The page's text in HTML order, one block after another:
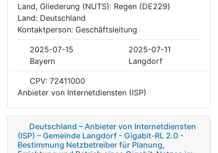
Land, Gliederung (NUTS): Regen (DE229)
Land: Deutschland
Kontaktperson: Geschäftsleitung
2025-07-15
2025-07-11
Bayern
Langdorf
CPV: 72411000
Anbieter von Internetdiensten (ISP)
Deutschland – Anbieter von Internetdiensten
(ISP) – Gemeinde Langdorf - Gigabit-RL 2.0 -
Bestimmung Netzbetreiber für Planung,